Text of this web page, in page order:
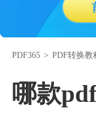
PDF365 > PDF转换教
哪款